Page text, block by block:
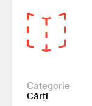
Categorie
Cărți